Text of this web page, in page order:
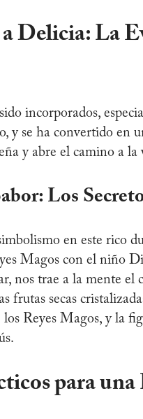
Delicia: La
incorporados,
y se ha convertido
y abre el camino a la
Los
en este rico
Magos con el niño
nos trae a la mente
frutas secas
los Reyes Magos, y la
para una